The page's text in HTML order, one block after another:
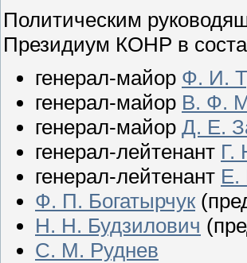
Политическим
Президиум КОНР в
генерал-майор Ф. И.
генерал-майор В. Ф.
генерал-майор Д. Е.
генерал-лейтенант Г.
генерал-лейтенант Е.
Ф. П. Богатырчук
Н. Н. Будзилович
С. М. Руднев